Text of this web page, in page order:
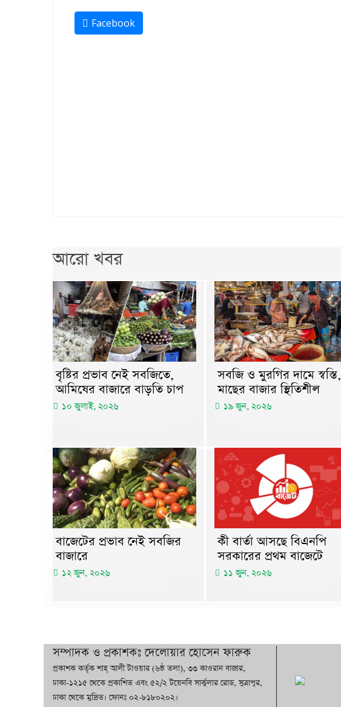
Facebook
আরো খবর
বৃষ্টির প্রভাব নেই সবজিতে,
আমিষের বাজারে বাড়তি চাপ
১০ জুলাই, ২০২৬
সবজি ও মুরগির দামে স্বস্তি,
মাছের বাজার স্থিতিশীল
১৯ জুন, ২০২৬
বাজেটের প্রভাব নেই সবজির
বাজারে
১২ জুন, ২০২৬
কী বার্তা আসছে বিএনপি
সরকারের প্রথম বাজেটে
১১ জুন, ২০২৬
সম্পাদক ও প্রকাশকঃ দেলোয়ার হোসেন ফারুক
প্রকাশক কর্তৃক শাহ্ আলী টাওয়ার (৬ষ্ঠ তলা), ৩৩ কাওরান বাজার,
ঢাকা-১২১৫ থেকে প্রকাশিত এবং ৫২/২ টয়েনবি সার্কুলার রোড, সুত্রাপুর,
ঢাকা থেকে মুদ্রিত। ফোনঃ ০২-৮১৮০২০২।